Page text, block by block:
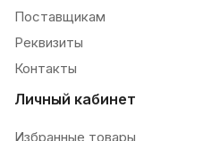
Поставщикам
Реквизиты
Контакты
Личный кабинет
Избранные товары